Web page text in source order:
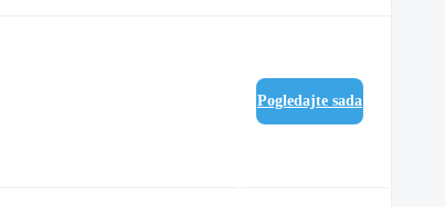
Pogledajte sada